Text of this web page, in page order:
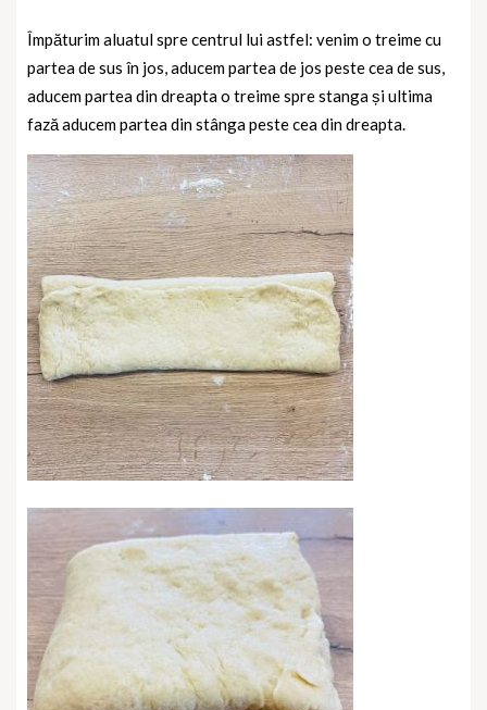
Împăturim aluatul spre centrul lui astfel: venim o treime cu
partea de sus în jos, aducem partea de jos peste cea de sus,
aducem partea din dreapta o treime spre stanga și ultima
fază aducem partea din stânga peste cea din dreapta.